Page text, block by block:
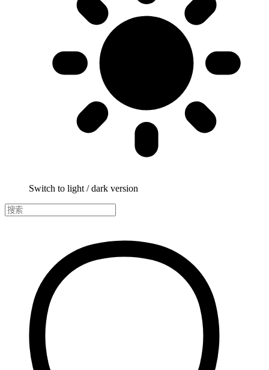
Switch to light / dark version